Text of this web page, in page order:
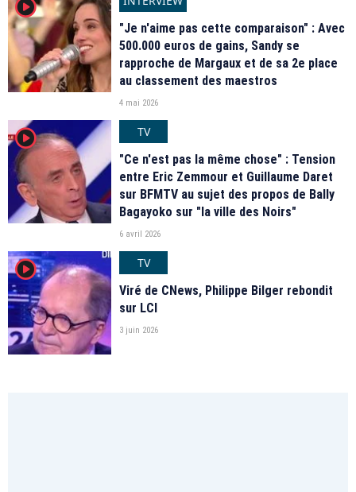
player2
"Je n'aime pas cette comparaison" : Avec
500.000 euros de gains, Sandy se
rapproche de Margaux et de sa 2e place
au classement des maestros
4 mai 2026
player2
TV
"Ce n'est pas la même chose" : Tension
entre Eric Zemmour et Guillaume Daret
sur BFMTV au sujet des propos de Bally
Bagayoko sur "la ville des Noirs"
6 avril 2026
player2
TV
Viré de CNews, Philippe Bilger rebondit
sur LCI
3 juin 2026